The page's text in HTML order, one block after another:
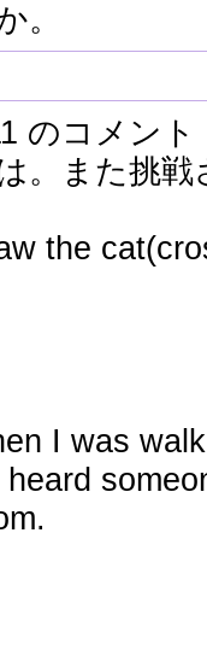
。
のコメント
。また挑
the
I was